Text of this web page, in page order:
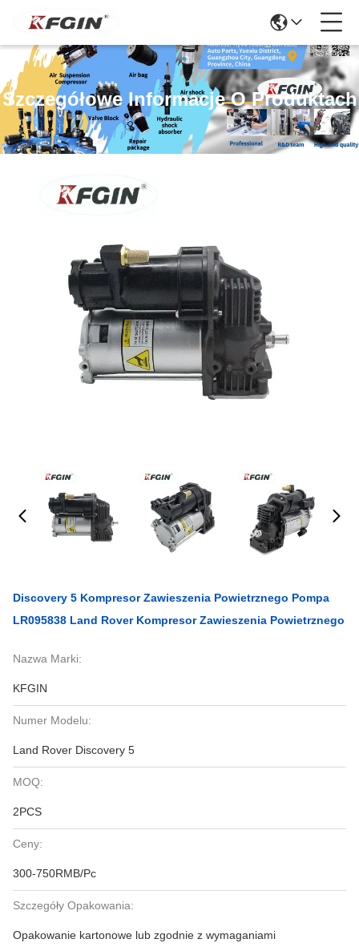
Szczegółowe Informacje O Produktach
Discovery 5 Kompresor Zawieszenia Powietrznego Pompa
LR095838 Land Rover Kompresor Zawieszenia Powietrznego
Nazwa Marki:
KFGIN
Numer Modelu:
Land Rover Discovery 5
MOQ:
2PCS
Ceny:
300-750RMB/Pc
Szczegóły Opakowania:
Opakowanie kartonowe lub zgodnie z wymaganiami